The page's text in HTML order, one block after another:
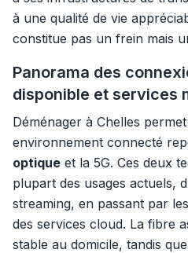
à une qualité de vie
constitue pas un frein mais
Panorama des
disponible et services
Déménager à Chelles
environnement connecté
optique et la 5G. Ces deux
plupart des usages actuels,
streaming, en passant par
des services cloud. La fibre
stable au domicile, tandis